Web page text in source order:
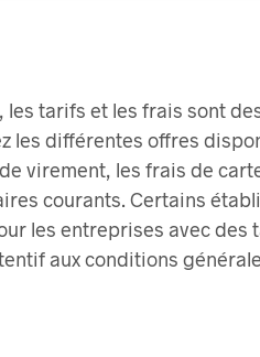
les tarifs et les frais sont
les différentes offres
virement, les frais de
courants. Certains
les entreprises avec des
aux conditions